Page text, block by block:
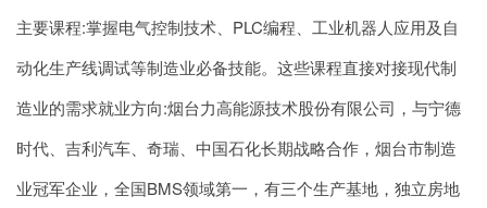
主要课程:掌握电气控制技术、PLC编程、工业机器人应用及自
动化生产线调试等制造业必备技能。这些课程直接对接现代制
造业的需求就业方向:烟台力高能源技术股份有限公司，与宁德
时代、吉利汽车、奇瑞、中国石化长期战略合作，烟台市制造
业冠军企业，全国BMS领域第一，有三个生产基地，独立房地